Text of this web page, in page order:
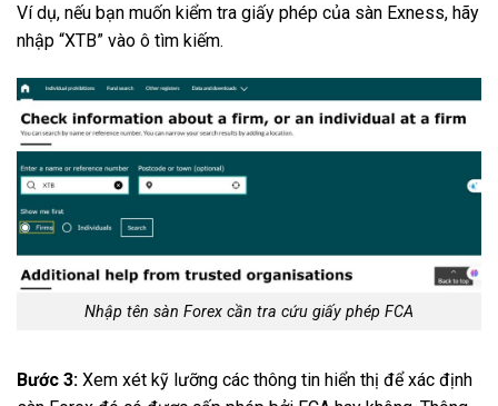
Ví dụ, nếu bạn muốn kiểm tra giấy phép của sàn Exness, hãy
nhập “XTB” vào ô tìm kiếm.
Nhập tên sàn Forex cần tra cứu giấy phép FCA
Bước 3: Xem xét kỹ lưỡng các thông tin hiển thị để xác định